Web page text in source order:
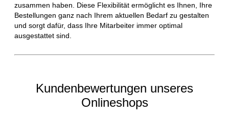
zusammen haben. Diese Flexibilität ermöglicht es Ihnen, Ihre
Bestellungen ganz nach Ihrem aktuellen Bedarf zu gestalten
und sorgt dafür, dass Ihre Mitarbeiter immer optimal
ausgestattet sind.
Kundenbewertungen unseres
Onlineshops